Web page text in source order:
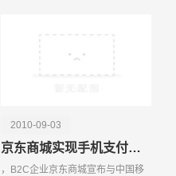
2010-09-03
京东商城实现手机支付功能
，B2C企业京东商城宣布与中国移